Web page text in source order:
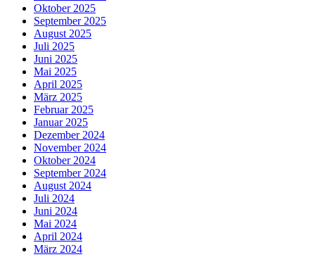
Oktober 2025
September 2025
August 2025
Juli 2025
Juni 2025
Mai 2025
April 2025
März 2025
Februar 2025
Januar 2025
Dezember 2024
November 2024
Oktober 2024
September 2024
August 2024
Juli 2024
Juni 2024
Mai 2024
April 2024
März 2024